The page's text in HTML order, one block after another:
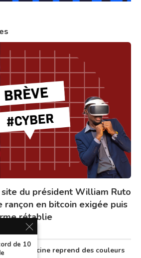
site du président William Ruto
rançon en bitcoin exigée puis
rétablie
télémédecine reprend des couleurs
de 10